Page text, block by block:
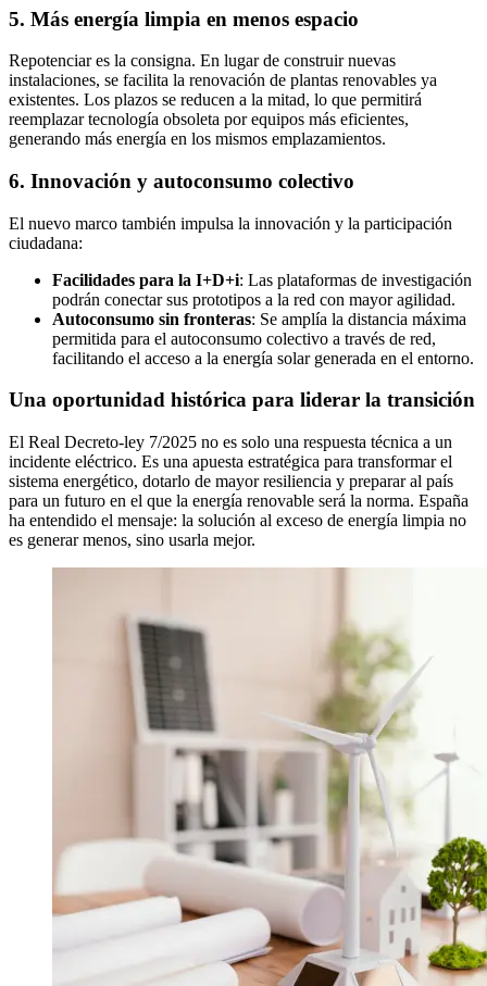
5. Más energía limpia en menos espacio
Repotenciar es la consigna. En lugar de construir nuevas
instalaciones, se facilita la renovación de plantas renovables ya
existentes. Los plazos se reducen a la mitad, lo que permitirá
reemplazar tecnología obsoleta por equipos más eficientes,
generando más energía en los mismos emplazamientos.
6. Innovación y autoconsumo colectivo
El nuevo marco también impulsa la innovación y la participación
ciudadana:
Facilidades para la I+D+i: Las plataformas de investigación
podrán conectar sus prototipos a la red con mayor agilidad.
Autoconsumo sin fronteras: Se amplía la distancia máxima
permitida para el autoconsumo colectivo a través de red,
facilitando el acceso a la energía solar generada en el entorno.
Una oportunidad histórica para liderar la transición
El Real Decreto-ley 7/2025 no es solo una respuesta técnica a un
incidente eléctrico. Es una apuesta estratégica para transformar el
sistema energético, dotarlo de mayor resiliencia y preparar al país
para un futuro en el que la energía renovable será la norma. España
ha entendido el mensaje: la solución al exceso de energía limpia no
es generar menos, sino usarla mejor.